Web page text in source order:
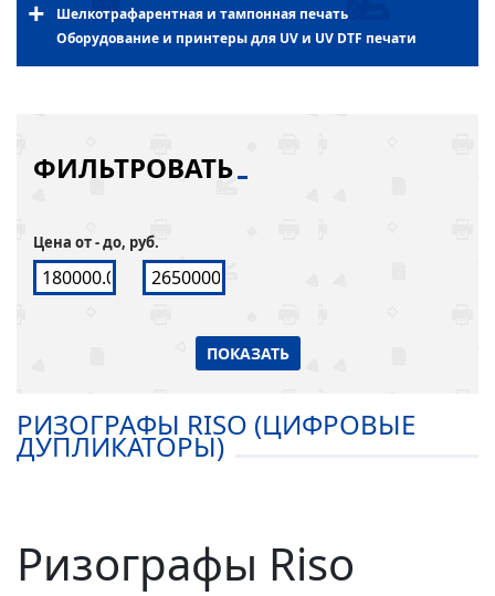
Шелкотрафарентная и тампонная печать
Оборудование и принтеры для UV и UV DTF печати
ФИЛЬТРОВАТЬ
Цена от - до, руб.
ПОКАЗАТЬ
РИЗОГРАФЫ RISO (ЦИФРОВЫЕ
ДУПЛИКАТОРЫ)
Ризографы Riso